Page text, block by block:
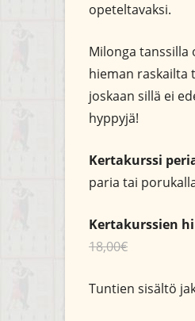
opeteltavaksi.
Milonga tanssilla
hieman raskailta
joskaan sillä ei
hyppyjä!
Kertakurssi
paria tai
Kertakurssien
18,00€
Tuntien sisältö